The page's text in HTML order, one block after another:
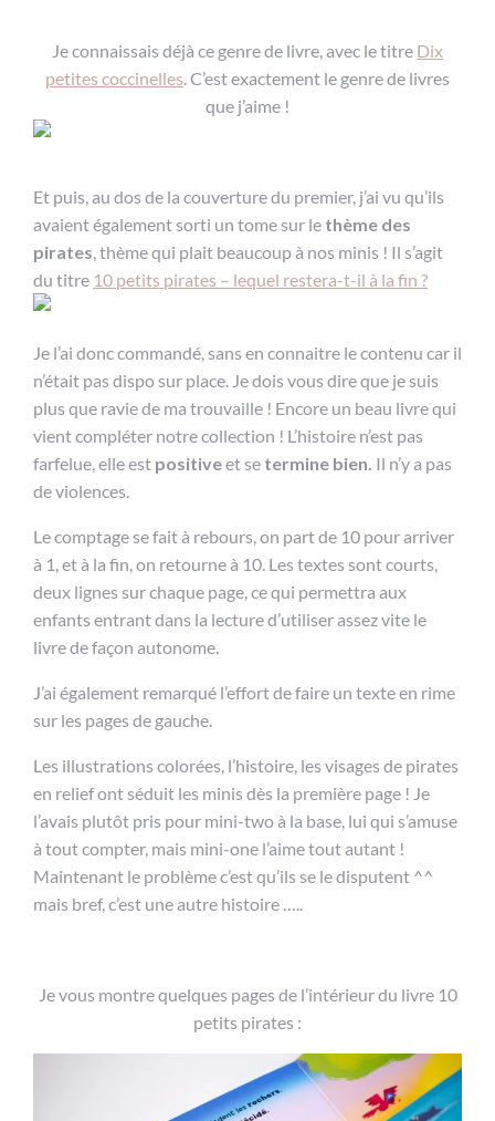
Je connaissais déjà ce genre de livre, avec le titre Dix
petites coccinelles. C’est exactement le genre de livres
que j’aime !
Et puis, au dos de la couverture du premier, j’ai vu qu’ils
avaient également sorti un tome sur le thème des
pirates, thème qui plait beaucoup à nos minis ! Il s’agit
du titre 10 petits pirates – lequel restera-t-il à la fin ?
Je l’ai donc commandé, sans en connaitre le contenu car il
n’était pas dispo sur place. Je dois vous dire que je suis
plus que ravie de ma trouvaille ! Encore un beau livre qui
vient compléter notre collection ! L’histoire n’est pas
farfelue, elle est positiveet se termine bien. Il n’y a pas
de violences.
Le comptage se fait à rebours, on part de 10 pour arriver
à 1, et à la fin, on retourne à 10. Les textes sont courts,
deux lignes sur chaque page, ce qui permettra aux
enfants entrant dans la lecture d’utiliser assez vite le
livre de façon autonome.
J’ai également remarqué l’effort de faire un texte en rime
sur les pages de gauche.
Les illustrations colorées, l’histoire, les visages de pirates
en relief ont séduit les minis dès la première page ! Je
l’avais plutôt pris pour mini-two à la base, lui qui s’amuse
à tout compter, mais mini-one l’aime tout autant !
Maintenant le problème c’est qu’ils se le disputent ^^
mais bref, c’est une autre histoire …..
Je vous montre quelques pages de l’intérieur du livre 10
petits pirates :